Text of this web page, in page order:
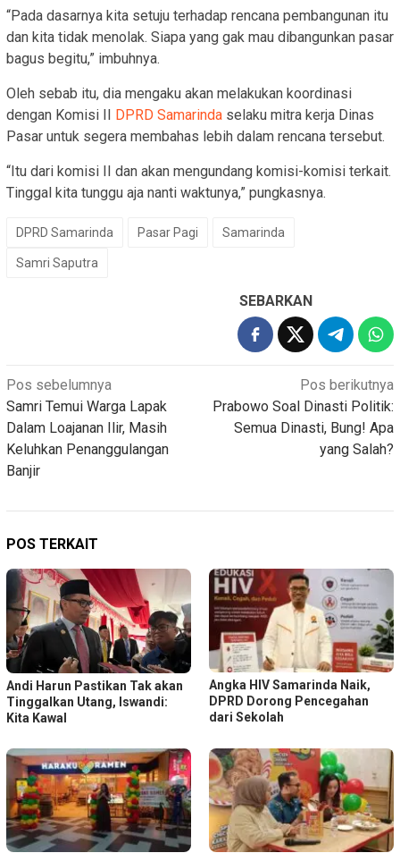
“Pada dasarnya kita setuju terhadap rencana pembangunan itu
dan kita tidak menolak. Siapa yang gak mau dibangunkan pasar
bagus begitu,” imbuhnya.
Oleh sebab itu, dia mengaku akan melakukan koordinasi
dengan Komisi II DPRD Samarinda selaku mitra kerja Dinas
Pasar untuk segera membahas lebih dalam rencana tersebut.
“Itu dari komisi II dan akan mengundang komisi-komisi terkait.
Tinggal kita tunggu aja nanti waktunya,” pungkasnya.
DPRD Samarinda Pasar Pagi Samarinda
Samri Saputra
SEBARKAN
Navigasi
pos
Pos sebelumnya
Samri Temui Warga Lapak
Dalam Loajanan Ilir, Masih
Keluhkan Penanggulangan
Banjir
Pos berikutnya
Prabowo Soal Dinasti Politik:
Semua Dinasti, Bung! Apa
yang Salah?
POS TERKAIT
Andi Harun Pastikan Tak akan
Tinggalkan Utang, Iswandi:
Kita Kawal
Angka HIV Samarinda Naik,
DPRD Dorong Pencegahan
dari Sekolah